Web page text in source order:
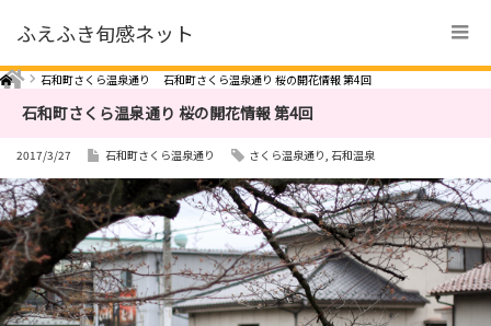
ふえふき旬感ネット
Home 石和町さくら温泉通り 石和町さくら温泉通り 桜の開花情報 第4回
石和町さくら温泉通り 桜の開花情報 第4回
2017/3/27 石和町さくら温泉通り さくら温泉通り, 石和温泉